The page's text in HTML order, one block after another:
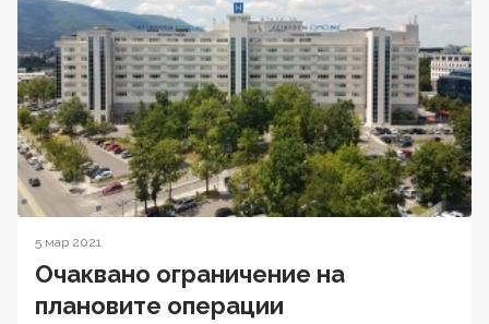
5 мар 2021
Oчаквано ограничение на
плановите операции